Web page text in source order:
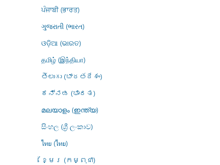
ਪੰਜਾਬੀ (ਭਾਰਤ)
ગુજરાતી (ભારત)
ଓଡ଼ିଆ (ଭାରତ)
தமிழ் (இந்தியா)
తెలుగు (భారతదేశం)
ಕನ್ನಡ (ಭಾರತ)
മലയാളം (ഇന്ത്യ)
සිංහල (ශ්‍රී ලංකාව)
ไทย (ไทย)
ខ្មែរ (កម្ពុជា)